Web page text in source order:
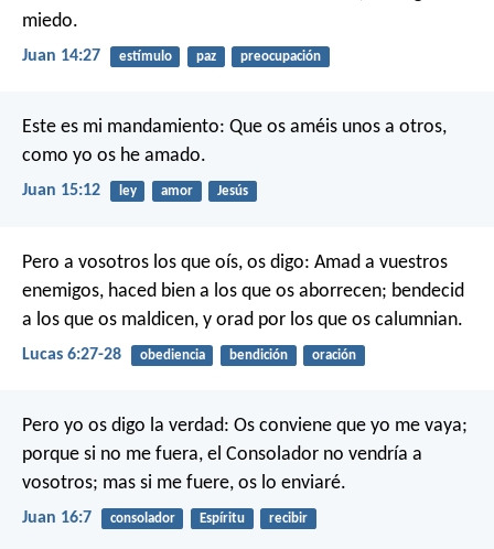
miedo.
Juan 14:27 estímulo paz preocupación
Este es mi mandamiento: Que os améis unos a otros,
como yo os he amado.
Juan 15:12 ley amor Jesús
Pero a vosotros los que oís, os digo: Amad a vuestros
enemigos, haced bien a los que os aborrecen; bendecid
a los que os maldicen, y orad por los que os calumnian.
Lucas 6:27-28 obediencia bendición oración
Pero yo os digo la verdad: Os conviene que yo me vaya;
porque si no me fuera, el Consolador no vendría a
vosotros; mas si me fuere, os lo enviaré.
Juan 16:7 consolador Espíritu recibir